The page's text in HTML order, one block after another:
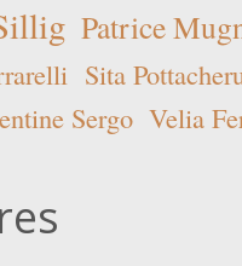
Patrice
Sita
Sergo Velia